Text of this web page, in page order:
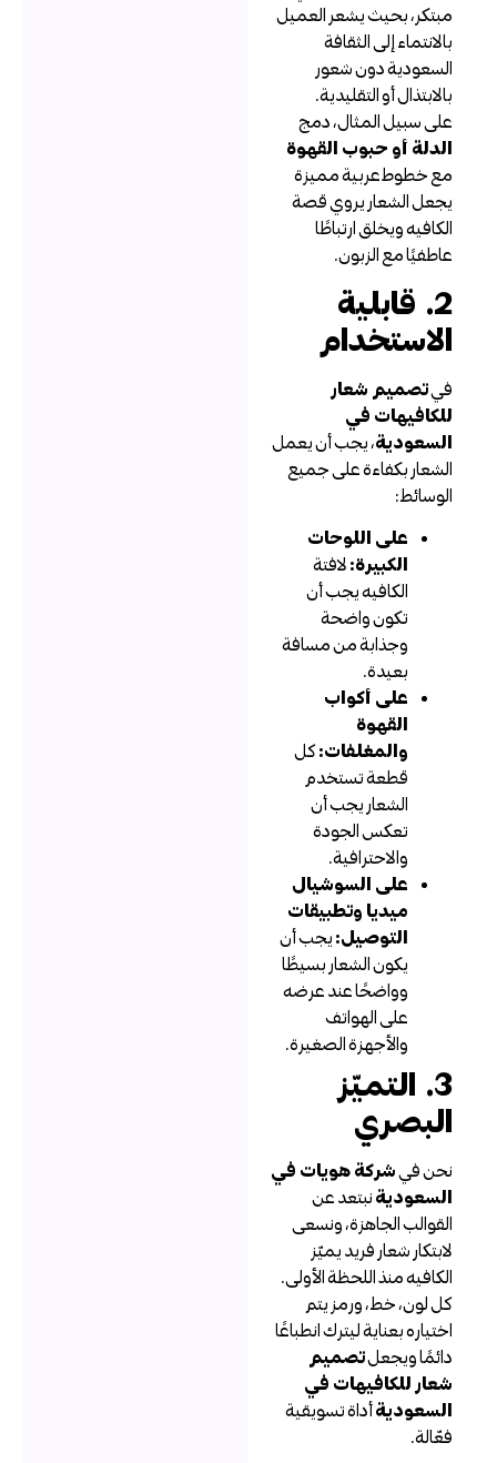
مبتكر، بحيث يشعر العميل
بالانتماء إلى الثقافة
السعودية دون شعور
بالابتذال أو التقليدية.
على سبيل المثال، دمج
الدلة أو حبوب القهوة
مع خطوط عربية مميزة
يجعل الشعار يروي قصة
الكافيه ويخلق ارتباطًا
عاطفيًا مع الزبون.
2. قابلية
الاستخدام
تصميم شعار
للكافيهات في
السعودية، يجب أن يعمل
الشعار بكفاءة على جميع
الوسائط:
على اللوحات
الكبيرة:لافتة
الكافيه يجب أن
تكون واضحة
وجذابة من مسافة
على أكواب
القهوة
والمغلفات:كل
قطعة تستخدم
الشعار يجب أن
تعكس الجودة
والاحترافية.
على السوشيال
ميديا وتطبيقات
التوصيل:يجب أن
يكون الشعار بسيطًا
وواضحًا عند عرضه
على الهواتف
والأجهزة الصغيرة.
3. التميّز
البصري
نحن فيشركة هويات في
السعوديةنبتعد عن
القوالب الجاهزة، ونسعى
لابتكار شعار فريد يميّز
الكافيه منذ اللحظة الأولى.
كل لون، خط، ورمز يتم
اختياره بعناية ليترك انطباعًا
دائمًا ويجعلتصميم
شعار للكافيهات في
السعوديةأداة تسويقية